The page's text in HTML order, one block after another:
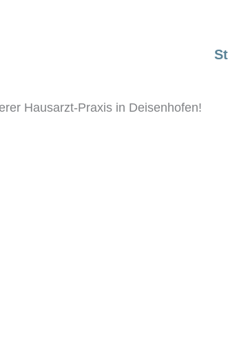
Hausarzt-Praxis in Deisenhofen!